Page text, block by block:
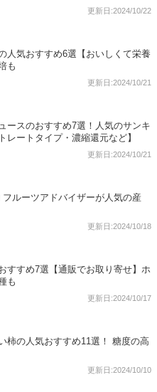
更新日:2024/10/22
人気おすすめ6選【おいしくて栄養
も
更新日:2024/10/21
ースのおすすめ7選！人気のサンキ
レートタイプ・濃縮還元など】
更新日:2024/10/21
ルーツアドバイザーが人気の産
更新日:2024/10/18
すすめ7選【通販でお取り寄せ】ホ
も
更新日:2024/10/17
柿の人気おすすめ11選！ 糖度の高
更新日:2024/10/10